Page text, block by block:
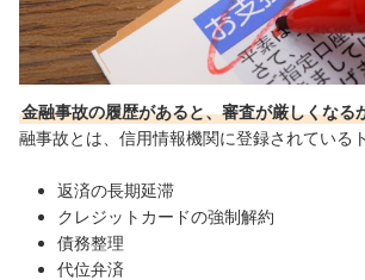
金融事故の履歴があると、審査が厳しくなる
融事故とは、信用情報機関に登録されている
返済の長期延滞
クレジットカードの強制解約
債務整理
代位弁済